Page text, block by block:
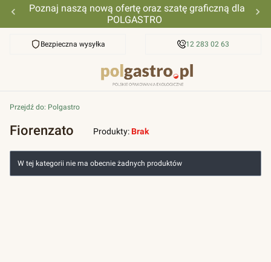
Poznaj naszą nową ofertę oraz szatę graficzną dla
POLGASTRO
Bezpieczna wysyłka Przyjazna pomoc
12 283 02 63
Przejdź do: Polgastro
Fiorenzato Produkty:Brak
W tej kategorii nie ma obecnie żadnych produktów